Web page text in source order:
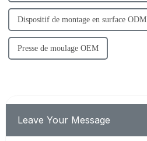
Dispositif de montage en surface ODM
Presse de moulage OEM
Leave Your Message